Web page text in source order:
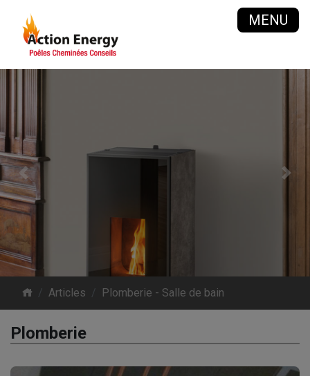
MENU
Previous Next
Articles Plomberie - Salle de bain
Plomberie